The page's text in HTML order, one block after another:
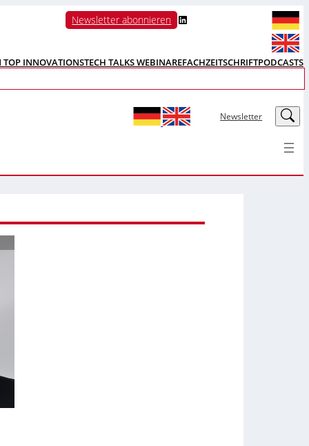
Newsletter abonnieren LinkedIn
TOP INNOVATIONSTECH TALKS WEBINAREFACHZEITSCHRIFTPODCASTS
Newsletter LinkedIn